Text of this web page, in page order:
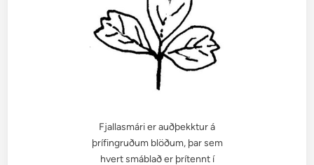
Fjallasmári er auðþekktur á
þrífingruðum blöðum, þar sem
hvert smáblað er þrítennt í